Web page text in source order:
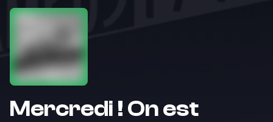
Mercredi ! On est